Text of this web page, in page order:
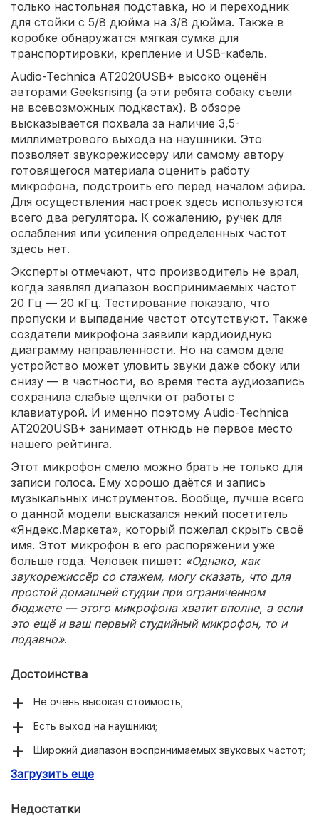
только настольная подставка, но и переходник
для стойки с 5/8 дюйма на 3/8 дюйма. Также в
коробке обнаружатся мягкая сумка для
транспортировки, крепление и USB-кабель.
Audio-Technica AT2020USB+ высоко оценён
авторами Geeksrising (а эти ребята собаку съели
на всевозможных подкастах). В обзоре
высказывается похвала за наличие 3,5-
миллиметрового выхода на наушники. Это
позволяет звукорежиссеру или самому автору
готовящегося материала оценить работу
микрофона, подстроить его перед началом эфира.
Для осуществления настроек здесь используются
всего два регулятора. К сожалению, ручек для
ослабления или усиления определенных частот
здесь нет.
Эксперты отмечают, что производитель не врал,
когда заявлял диапазон воспринимаемых частот
20 Гц — 20 кГц. Тестирование показало, что
пропуски и выпадание частот отсутствуют. Также
создатели микрофона заявили кардиоидную
диаграмму направленности. Но на самом деле
устройство может уловить звуки даже сбоку или
снизу — в частности, во время теста аудиозапись
сохранила слабые щелчки от работы с
клавиатурой. И именно поэтому Audio-Technica
AT2020USB+ занимает отнюдь не первое место
нашего рейтинга.
Этот микрофон смело можно брать не только для
записи голоса. Ему хорошо даётся и запись
музыкальных инструментов. Вообще, лучше всего
о данной модели высказался некий посетитель
«Яндекс.Маркета», который пожелал скрыть своё
имя. Этот микрофон в его распоряжении уже
больше года. Человек пишет: «Однако, как
звукорежиссёр со стажем, могу сказать, что для
простой домашней студии при ограниченном
бюджете — этого микрофона хватит вполне, а если
это ещё и ваш первый студийный микрофон, то и
подавно».
Достоинства
Не очень высокая стоимость;
Есть выход на наушники;
Широкий диапазон воспринимаемых звуковых частот;
Долгий срок службы.
Загрузить еще
Недостатки